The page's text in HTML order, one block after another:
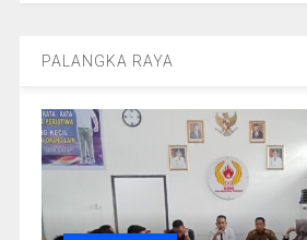
PALANGKA RAYA